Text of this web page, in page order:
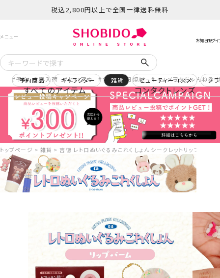
税込2,800円以上で全国一律送料無料
予約 再入荷 ヒロアカ サンリオ日焼け コスメヲタちゃんねる
すべてのアイテム コンタクトレンズ
予約商品 キャラクター 雑貨 ビューティーコスメ ブ
トップページ 雑貨 吉徳 レトロぬいぐるみこれくしょん シークレットリップバ